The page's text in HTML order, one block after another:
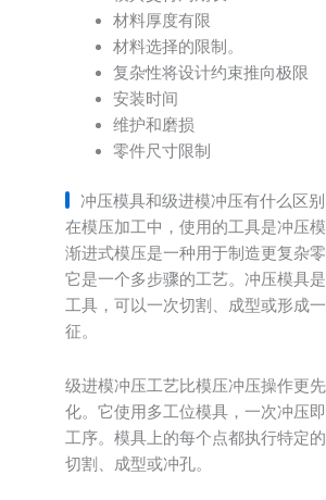
材料厚度有限
材料选择的限制。
复杂性将设计约束推向极限
安装时间
维护和磨损
零件尺寸限制
冲压模具和级进模冲压有什么区别
在模压加工中，使用的工具是冲压模
渐进式模压是一种用于制造更复杂零
它是一个多步骤的工艺。冲压模具
工具，可以一次切割、成型或形成
征。
级进模冲压工艺比模压冲压操作更
化。它使用多工位模具，一次冲压
工序。模具上的每个点都执行特定
切割、成型或冲孔。